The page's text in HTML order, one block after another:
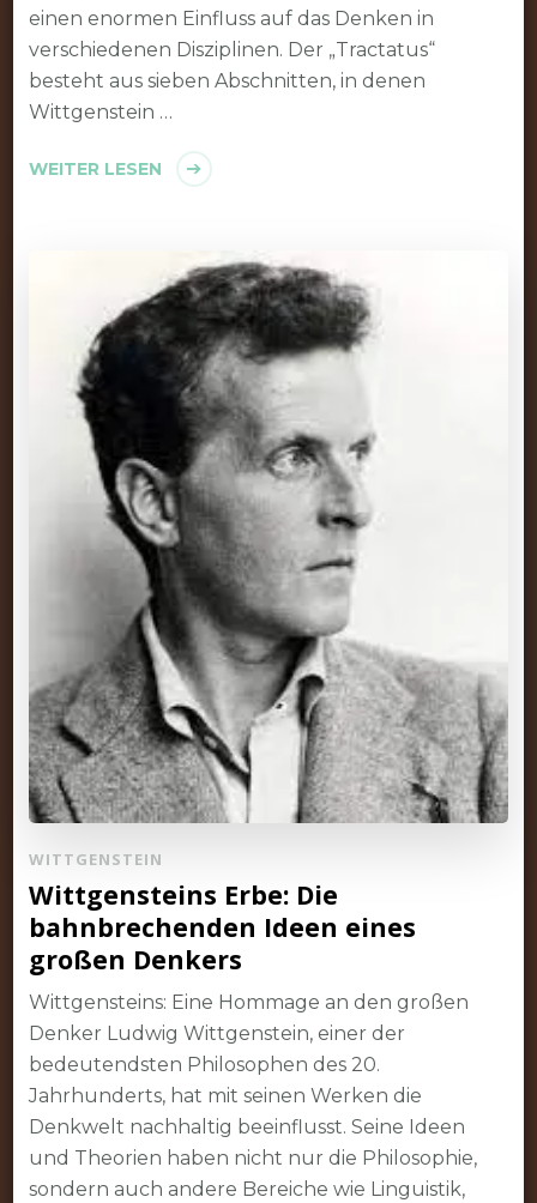
einen enormen Einfluss auf das Denken in
verschiedenen Disziplinen. Der „Tractatus“
besteht aus sieben Abschnitten, in denen
Wittgenstein …
WEITER LESEN
WITTGENSTEIN
Wittgensteins Erbe: Die
bahnbrechenden Ideen eines
großen Denkers
Wittgensteins: Eine Hommage an den großen
Denker Ludwig Wittgenstein, einer der
bedeutendsten Philosophen des 20.
Jahrhunderts, hat mit seinen Werken die
Denkwelt nachhaltig beeinflusst. Seine Ideen
und Theorien haben nicht nur die Philosophie,
sondern auch andere Bereiche wie Linguistik,